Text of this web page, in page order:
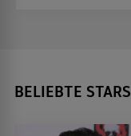
BELIEBTE STARS